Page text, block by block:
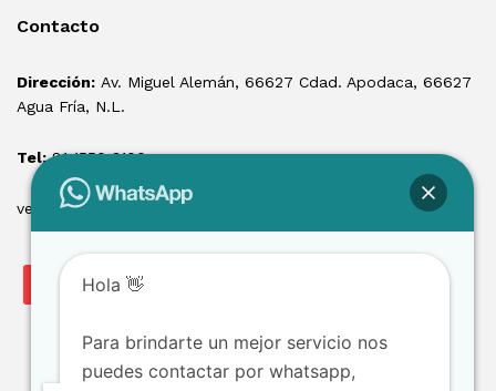
Contacto
Dirección: Av. Miguel Alemán, 66627 Cdad. Apodaca, 66627
Agua Fría, N.L.
Tel:81 1550 3100
ventas@losmontacargas.mx
Hola 👋
Para brindarte un mejor servicio nos
puedes contactar por whatsapp,